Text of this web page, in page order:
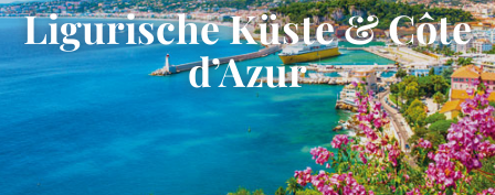
Ligurische Küste & Côte
d’Azur